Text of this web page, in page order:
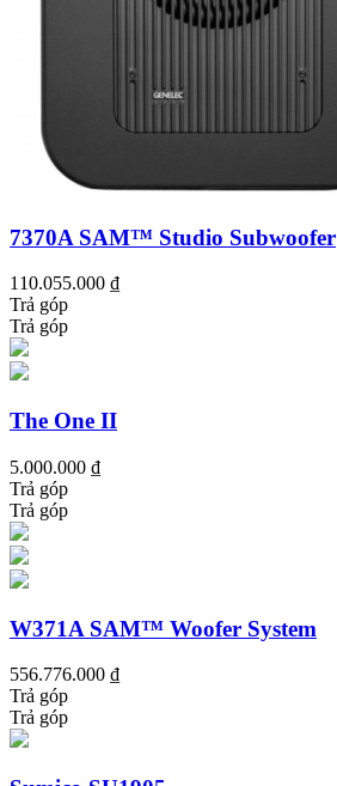
7370A SAM™ Studio Subwoofer
110.055.000 ₫
Trả góp
Trả góp
The One II
5.000.000 ₫
Trả góp
Trả góp
W371A SAM™ Woofer System
556.776.000 ₫
Trả góp
Trả góp